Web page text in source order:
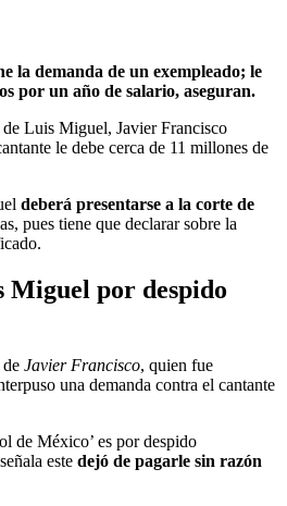
la demanda de un exempleado; le
por un año de salario, aseguran.
Luis Miguel, Javier Francisco
le debe cerca de 11 millones de
deberá presentarse a la corte de
pues tiene que declarar sobre la
Miguel por despido
Javier Francisco, quien fue
una demanda contra el cantante
de México’ es por despido
este dejó de pagarle sin razón